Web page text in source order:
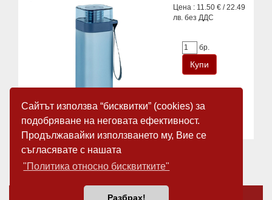
Сайтът използва “бисквитки” (cookies) за
подобряване на неговата ефективност.
Продължавайки използването му, Вие се
съгласявате с нашата
"Политика относно бисквитките"
Разбрах!
Цена : 11.50 € / 22.49
лв. без ДДС
бр.
4
Новини